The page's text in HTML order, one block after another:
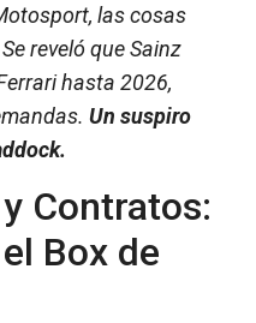
las cosas
reveló que Sainz
hasta 2026,
Un suspiro
Contratos:
Box de